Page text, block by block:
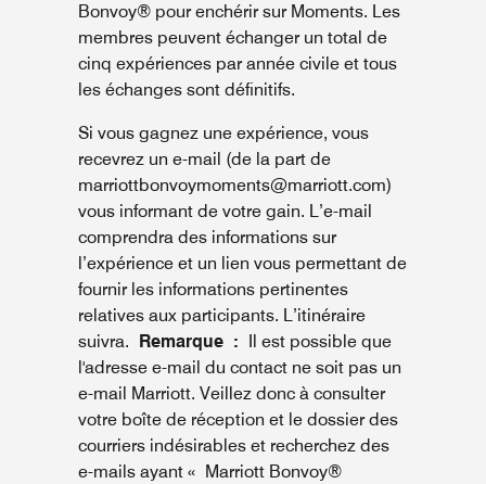
Bonvoy® pour enchérir sur Moments. Les
membres peuvent échanger un total de
cinq expériences par année civile et tous
les échanges sont définitifs.
Si vous gagnez une expérience, vous
recevrez un e-mail (de la part de
marriottbonvoymoments@marriott.com)
vous informant de votre gain. L’e-mail
comprendra des informations sur
l’expérience et un lien vous permettant de
fournir les informations pertinentes
relatives aux participants. L’itinéraire
suivra. Remarque : Il est possible que
l'adresse e-mail du contact ne soit pas un
e-mail Marriott. Veillez donc à consulter
votre boîte de réception et le dossier des
courriers indésirables et recherchez des
e-mails ayant « Marriott Bonvoy®